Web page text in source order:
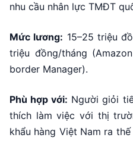
nhu cầu nhân lực TMĐT
Mức lương: 15–25 triệu
triệu đồng/tháng
border Manager).
Phù hợp với: Người giỏi
thích làm việc với thị
khẩu hàng Việt Nam ra